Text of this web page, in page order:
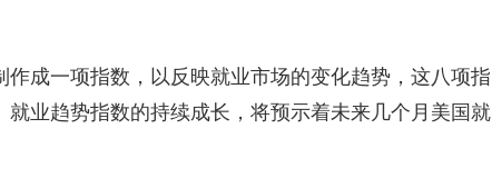
成一项指数，以反映就业市场的变化趋势，这八项指
业趋势指数的持续成长，将预示着未来几个月美国就